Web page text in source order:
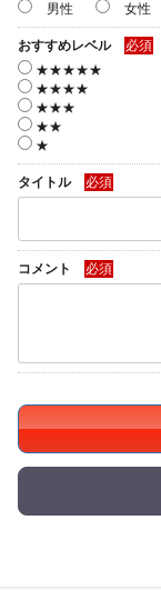
男性
女性
おすすめレベル
必須
★★★★★
★★★★
★★★
★★
★
タイトル 必須
コメント 必須